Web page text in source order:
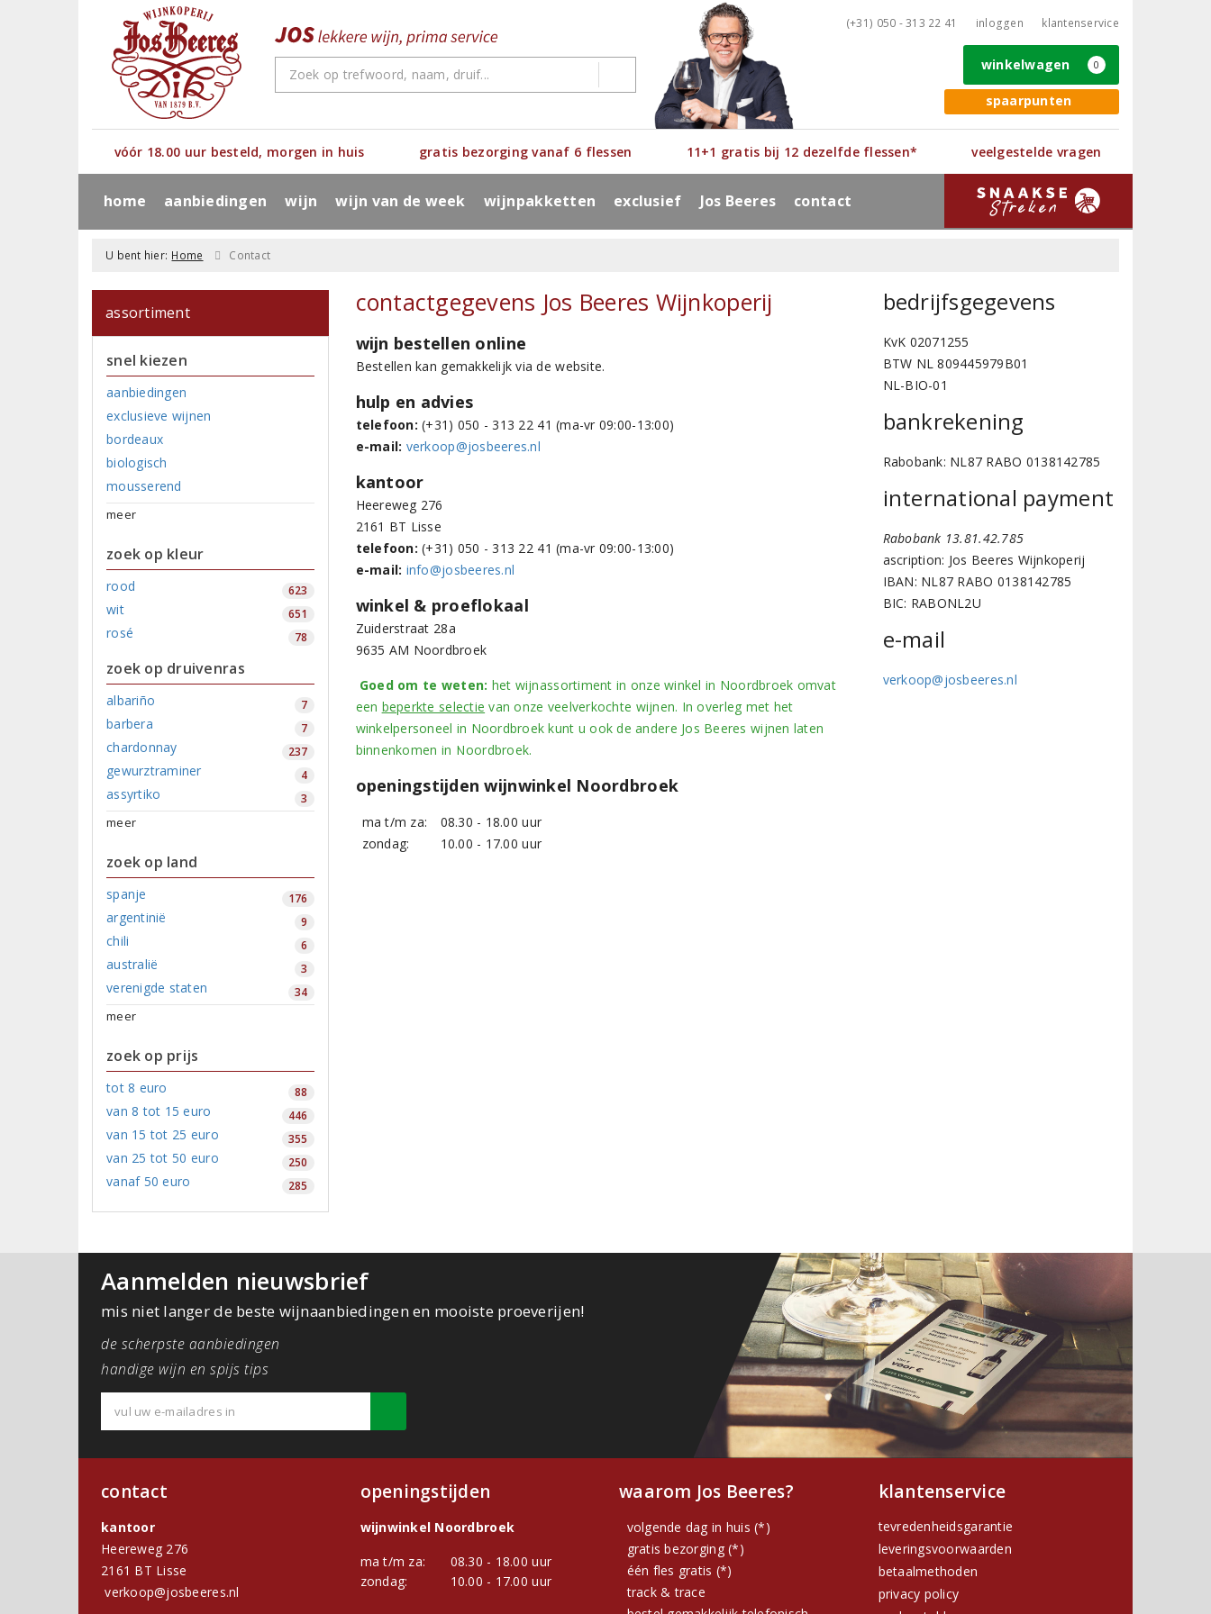
(+31) 050 - 313 22 41 inloggen klantenservice
spaarpunten
winkelwagen 0
vóór 18.00 uur besteld, morgen in huis gratis bezorging vanaf 6 flessen 11+1 gratis bij 12 dezelfde flessen* veelgestelde vragen
home aanbiedingen wijn wijn van de week wijnpakketten exclusief Jos Beeres contact
U bent hier: Home Contact
assortiment
snel kiezen
aanbiedingen
exclusieve wijnen
bordeaux
biologisch
mousserend
meer
zoek op kleur
rood 623
wit 651
rosé 78
zoek op druivenras
albariño 7
barbera 7
chardonnay 237
gewurztraminer 4
assyrtiko 3
meer
zoek op land
spanje 176
argentinië 9
chili 6
australië 3
verenigde staten 34
meer
zoek op prijs
tot 8 euro 88
van 8 tot 15 euro 446
van 15 tot 25 euro 355
van 25 tot 50 euro 250
vanaf 50 euro 285
contactgegevens Jos Beeres Wijnkoperij
wijn bestellen online
Bestellen kan gemakkelijk via de website.
hulp en advies
telefoon: (+31) 050 - 313 22 41 (ma-vr 09:00-13:00)
e-mail: verkoop@josbeeres.nl
kantoor
Heereweg 276
2161 BT Lisse
telefoon: (+31) 050 - 313 22 41 (ma-vr 09:00-13:00)
e-mail: info@josbeeres.nl
winkel & proeflokaal
Zuiderstraat 28a
9635 AM Noordbroek
Goed om te weten: het wijnassortiment in onze winkel in Noordbroek omvat
een beperkte selectie van onze veelverkochte wijnen. In overleg met het
winkelpersoneel in Noordbroek kunt u ook de andere Jos Beeres wijnen laten
binnenkomen in Noordbroek.
openingstijden wijnwinkel Noordbroek
ma t/m za:
08.30 - 18.00 uur
zondag:
10.00 - 17.00 uur
bedrijfsgegevens
KvK 02071255
BTW NL 809445979B01
NL-BIO-01
bankrekening
Rabobank: NL87 RABO 0138142785
international payment
Rabobank 13.81.42.785
ascription: Jos Beeres Wijnkoperij
IBAN: NL87 RABO 0138142785
BIC: RABONL2U
e-mail
verkoop@josbeeres.nl
Aanmelden nieuwsbrief
mis niet langer de beste wijnaanbiedingen en mooiste proeverijen!
de scherpste aanbiedingen
handige wijn en spijs tips
contact
kantoor
Heereweg 276
2161 BT Lisse
verkoop@josbeeres.nl
openingstijden
wijnwinkel Noordbroek
ma t/m za:
08.30 - 18.00 uur
zondag:
10.00 - 17.00 uur
waarom Jos Beeres?
volgende dag in huis (*)
gratis bezorging (*)
één fles gratis (*)
track & trace
klantenservice
tevredenheidsgarantie
leveringsvoorwaarden
betaalmethoden
privacy policy